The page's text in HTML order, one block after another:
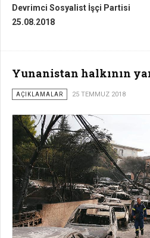
Devrimci Sosyalist İşçi Partisi
25.08.2018
Yunanistan halkının
AÇIKLAMALAR 25 TEMMUZ 2018